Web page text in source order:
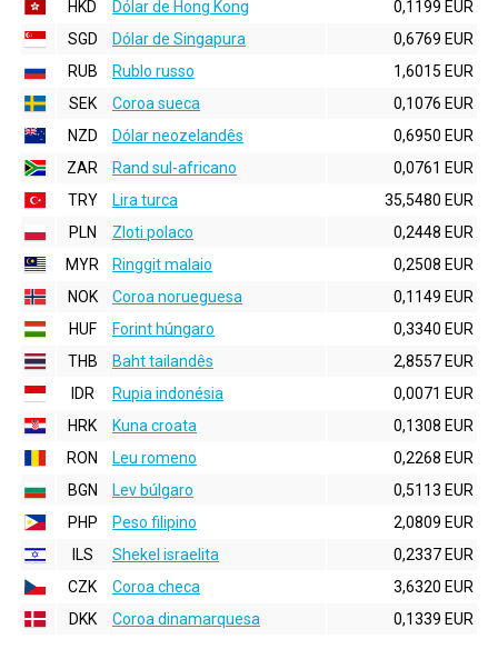
HKD
Dólar de Hong Kong
0,1199 EUR
SGD
Dólar de Singapura
0,6769 EUR
RUB
Rublo russo
1,6015 EUR
SEK
Coroa sueca
0,1076 EUR
NZD
Dólar neozelandês
0,6950 EUR
ZAR
Rand sul-africano
0,0761 EUR
TRY
Lira turca
35,5480 EUR
PLN
Zloti polaco
0,2448 EUR
MYR
Ringgit malaio
0,2508 EUR
NOK
Coroa norueguesa
0,1149 EUR
HUF
Forint húngaro
0,3340 EUR
THB
Baht tailandês
2,8557 EUR
IDR
Rupia indonésia
0,0071 EUR
HRK
Kuna croata
0,1308 EUR
RON
Leu romeno
0,2268 EUR
BGN
Lev búlgaro
0,5113 EUR
PHP
Peso filipino
2,0809 EUR
ILS
Shekel israelita
0,2337 EUR
CZK
Coroa checa
3,6320 EUR
DKK
Coroa dinamarquesa 0,1339 EUR